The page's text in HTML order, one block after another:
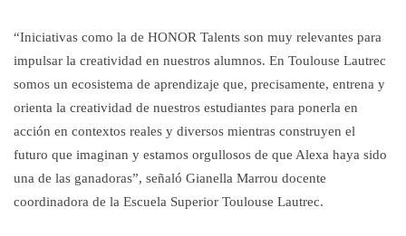
“Iniciativas como la de HONOR Talents son muy relevantes para
impulsar la creatividad en nuestros alumnos. En Toulouse Lautrec
somos un ecosistema de aprendizaje que, precisamente, entrena y
orienta la creatividad de nuestros estudiantes para ponerla en
acción en contextos reales y diversos mientras construyen el
futuro que imaginan y estamos orgullosos de que Alexa haya sido
una de las ganadoras”, señaló Gianella Marrou docente
coordinadora de la Escuela Superior Toulouse Lautrec.